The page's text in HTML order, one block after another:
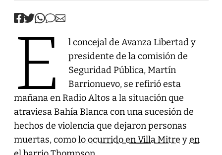
E
l concejal de Avanza Libertad y
presidente de la comisión de
Seguridad Pública, Martín
Barrionuevo, se refirió esta
mañana en Radio Altos a la situación que
atraviesa Bahía Blanca con una sucesión de
hechos de violencia que dejaron personas
muertas, comolo ocurrido en Villa Mitre yen